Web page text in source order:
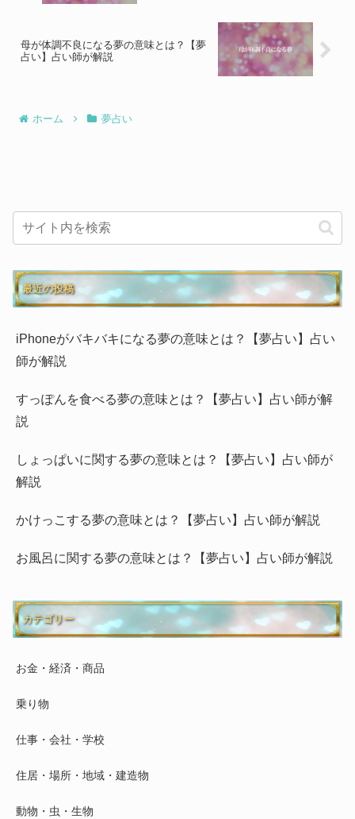
母が体調不良になる夢の意味とは？【夢
占い】占い師が解説
ホーム 夢占い
最近の投稿
iPhoneがバキバキになる夢の意味とは？【夢占い】占い
師が解説
すっぽんを食べる夢の意味とは？【夢占い】占い師が解
説
しょっぱいに関する夢の意味とは？【夢占い】占い師が
解説
かけっこする夢の意味とは？【夢占い】占い師が解説
お風呂に関する夢の意味とは？【夢占い】占い師が解説
カテゴリー
お金・経済・商品
乗り物
仕事・会社・学校
住居・場所・地域・建造物
動物・虫・生物